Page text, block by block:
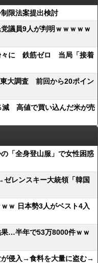
限法案提出検討
議員9人が判明ｗｗｗｗｗ
々に 鉄筋ゼロ 当局「接着
東大調査 前回から20ポイン
減 高値で買い込んだ米が売
「全身登山服」で女性困惑
レンスキー大統領「韓国
ｗ 日本勢3人がベスト4入
…半年で53万8000件ｗｗ
が侵入→食料を大量に盗む→